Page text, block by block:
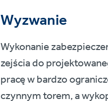
Wyzwanie
Wykonanie
zejścia do
pracę w bardzo
czynnym torem, a